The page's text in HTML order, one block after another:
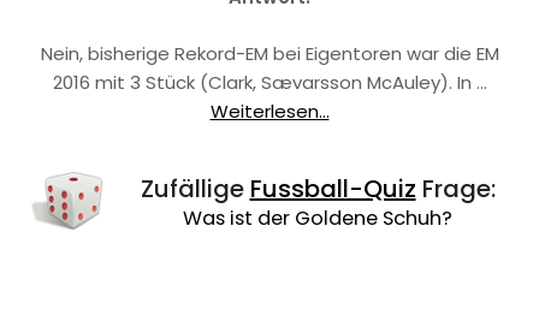
Nein, bisherige Rekord-EM bei Eigentoren war die EM
2016 mit 3 Stück (Clark, Sævarsson McAuley). In …
Weiterlesen...
Zufällige Fussball-Quiz Frage:
Was ist der Goldene Schuh?